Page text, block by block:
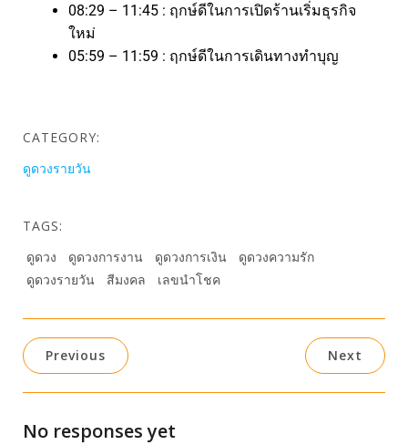
08:29 – 11:45 : ฤกษ์ดีในการเปิดร้านเริ่มธุรกิจ
ใหม่
05:59 – 11:59 : ฤกษ์ดีในการเดินทางทำบุญ
CATEGORY:
ดูดวงรายวัน
TAGS:
ดูดวง
ดูดวงการงาน ดูดวงการเงิน
ดูดวงความรัก
ดูดวงรายวัน
สีมงคล เลขนำโชค
Previous Next
No responses yet